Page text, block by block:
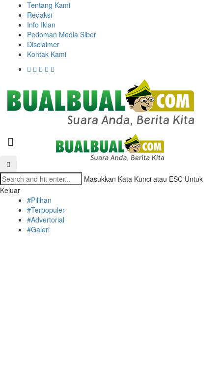
Tentang Kami
Redaksi
Info Iklan
Pedoman Media Siber
Disclaimer
Kontak Kami
Masukkan Kata Kunci atau ESC Untuk
Keluar
#Pilihan
#Terpopuler
#Advertorial
#Galeri